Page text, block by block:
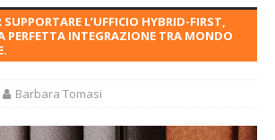
SUPPORTARE L’UFFICIO HYBRID-FIRST,
PERFETTA INTEGRAZIONE TRA MONDO
Barbara Tomasi